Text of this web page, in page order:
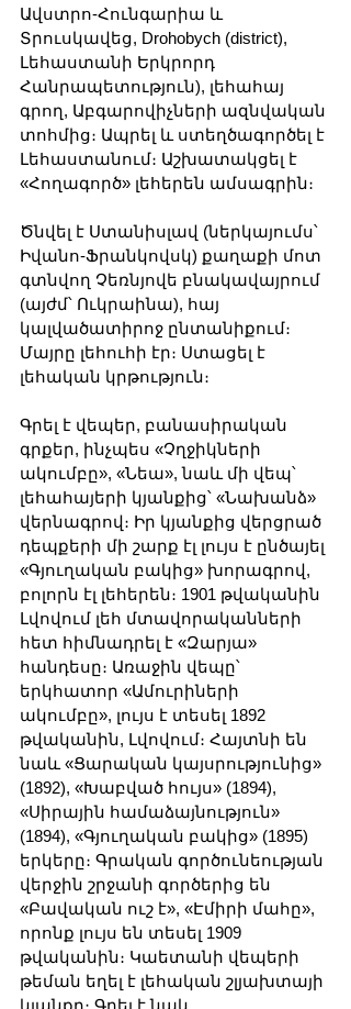
Ավստրո-Հունգարիա և
Տրուսկավեց, Drohobych (district),
Լեհաստանի Երկրորդ
Հանրապետություն), լեհահայ
գրող, Աբգարովիչների ազնվական
տոհմից։ Ապրել և ստեղծագործել է
Լեհաստանում։ Աշխատակցել է
«Հողագործ» լեհերեն ամսագրին։
Ծնվել է Ստանիսլավ (ներկայումս՝
Իվանո-Ֆրանկովսկ) քաղաքի մոտ
գտնվող Չեռնյովե բնակավայրում
(այժմ՝ Ուկրաինա), հայ
կալվածատիրոջ ընտանիքում։
Մայրը լեհուհի էր։ Ստացել է
լեհական կրթություն։
Գրել է վեպեր, բանասիրական
գրքեր, ինչպես «Չղջիկների
ակումբը», «Նեա», նաև մի վեպ՝
լեհահայերի կյանքից՝ «Նախանձ»
վերնագրով։ Իր կյանքից վերցրած
դեպքերի մի շարք էլ լույս է ընծայել
«Գյուղական բակից» խորագրով,
բոլորն էլ լեհերեն։ 1901 թվականին
Լվովում լեհ մտավորականների
հետ հիմնադրել է «Զարյա»
հանդեսը։ Առաջին վեպը՝
երկհատոր «Ամուրիների
ակումբը», լույս է տեսել 1892
թվականին, Լվովում։ Հայտնի են
նաև «Ցարական կայսրությունից»
(1892), «Խաբված հույս» (1894),
«Սիրային համաձայնություն»
(1894), «Գյուղական բակից» (1895)
երկերը։ Գրական գործունեության
վերջին շրջանի գործերից են
«Բավական ուշ է», «Էմիրի մահը»,
որոնք լույս են տեսել 1909
թվականին։ Կաետանի վեպերի
թեման եղել է լեհական շլյախտայի
կյանքը։ Գրել է նաև